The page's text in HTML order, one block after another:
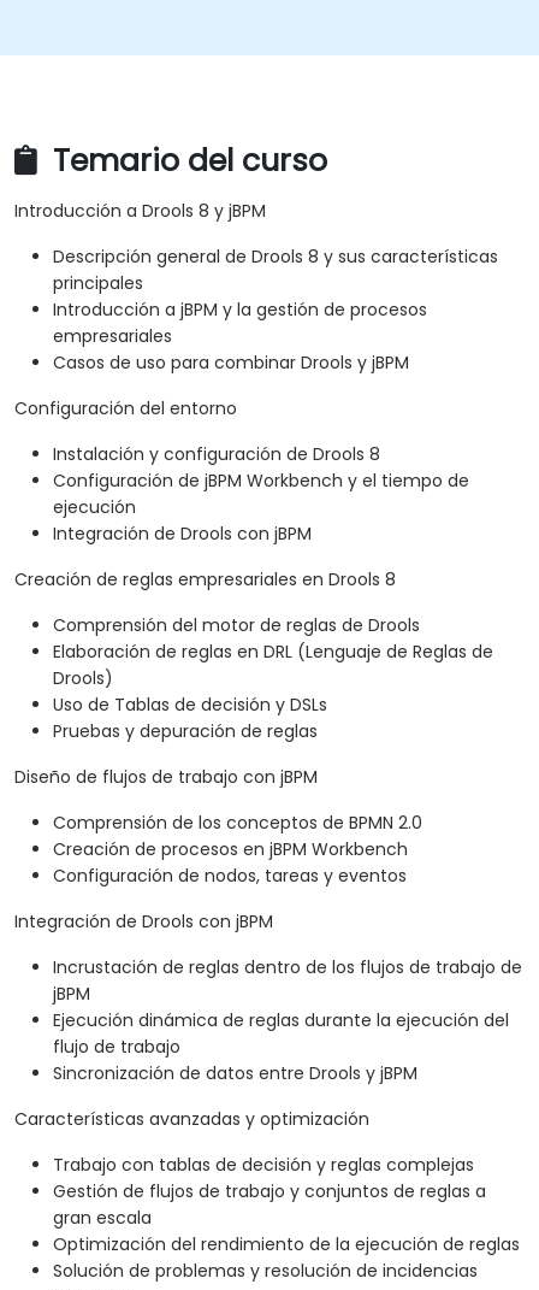
Temario del curso
Introducción a Drools 8 y jBPM
Descripción general de Drools 8 y sus características
principales
Introducción a jBPM y la gestión de procesos
empresariales
Casos de uso para combinar Drools y jBPM
Configuración del entorno
Instalación y configuración de Drools 8
Configuración de jBPM Workbench y el tiempo de
ejecución
Integración de Drools con jBPM
Creación de reglas empresariales en Drools 8
Comprensión del motor de reglas de Drools
Elaboración de reglas en DRL (Lenguaje de Reglas de
Drools)
Uso de Tablas de decisión y DSLs
Pruebas y depuración de reglas
Diseño de flujos de trabajo con jBPM
Comprensión de los conceptos de BPMN 2.0
Creación de procesos en jBPM Workbench
Configuración de nodos, tareas y eventos
Integración de Drools con jBPM
Incrustación de reglas dentro de los flujos de trabajo de
jBPM
Ejecución dinámica de reglas durante la ejecución del
flujo de trabajo
Sincronización de datos entre Drools y jBPM
Características avanzadas y optimización
Trabajo con tablas de decisión y reglas complejas
Gestión de flujos de trabajo y conjuntos de reglas a
gran escala
Optimización del rendimiento de la ejecución de reglas
Solución de problemas y resolución de incidencias